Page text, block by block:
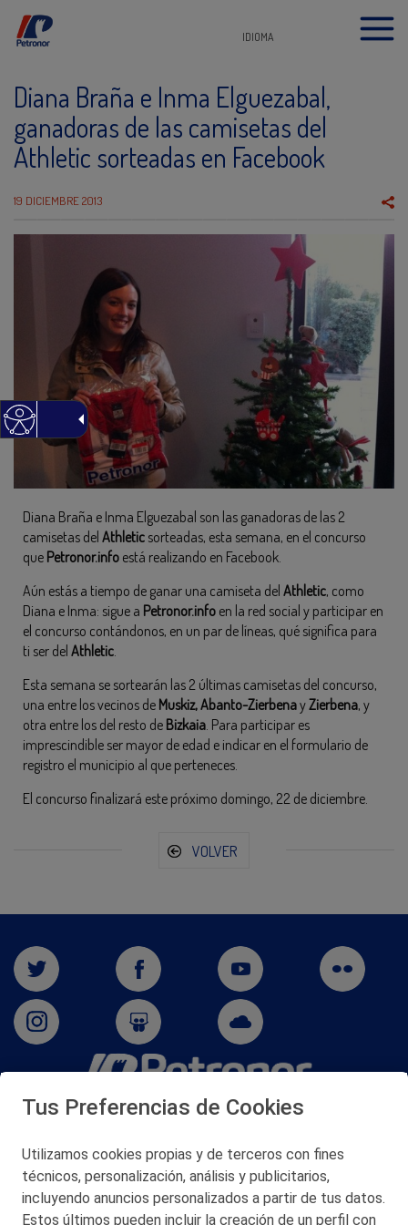
IDIOMA
Diana Braña e Inma Elguezabal,
ganadoras de las camisetas del
Athletic sorteadas en Facebook
19 DICIEMBRE 2013
Diana Braña e Inma Elguezabal son las ganadoras de las 2
camisetas del Athletic sorteadas, esta semana, en el concurso
que Petronor.info está realizando en Facebook.
Aún estás a tiempo de ganar una camiseta del Athletic, como
Diana e Inma: sigue a Petronor.info en la red social y participar en
el concurso contándonos, en un par de líneas, qué significa para
ti ser del Athletic
Esta semana se sortearán las 2 últimas camisetas del concurso,
una entre los vecinos de Muskiz, Abanto-ZierbenayZierbena, y
otra entre los del resto de Bizkaia . Para participar es
imprescindible ser mayor de edad e indicar en el formulario de
registro el municipio al que perteneces.
El concurso finalizará este próximo domingo, 22 de diciembre.
VOLVER
San Martín 5-Edificio Muñatones,
© 2026 Petronor S.A.
Tus Preferencias de Cookies
Utilizamos cookies propias y de terceros con fines
técnicos, personalización, análisis y publicitarios,
incluyendo anuncios personalizados a partir de tus datos.
Estos últimos pueden incluir la creación de un perfil con